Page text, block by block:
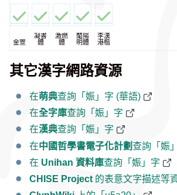
金萱
凝書
體
激燃
體
蘭陽
明體
李漢
港楷
其它漢字網路資源
在萌典查詢「娠」字 (華語)
在全字庫查詢「娠」字
在漢典查詢「娠」字
在中國哲學書電子化計劃查詢「娠
在 Unihan 資料庫查詢「娠」字
CHISE Project 的表意文字描述等